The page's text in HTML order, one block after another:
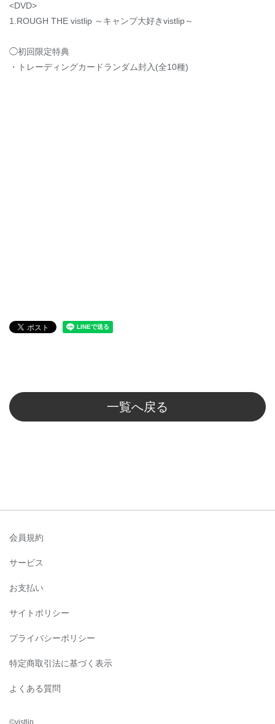
<DVD>
1.ROUGH THE vistlip ～キャンプ大好きvistlip～
◯初回限定特典
・トレーディングカードランダム封入(全10種)
一覧へ戻る
会員規約
サービス
お支払い
サイトポリシー
プライバシーポリシー
特定商取引法に基づく表示
よくある質問
©︎vistlip